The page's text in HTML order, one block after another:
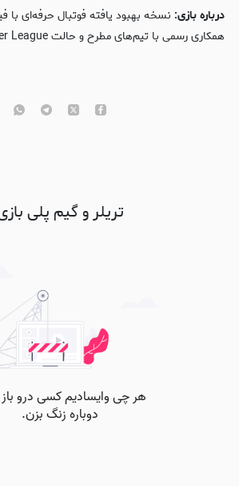
درباره بازی: نسخه بهبود یافته فوتبال حرفه‌ای با
همکاری رسمی با تیم‌های مطرح و حالت Master League بازسازی‌شده.
تریلر و گیم پلی